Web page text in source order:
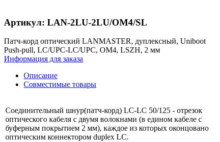
Артикул: LAN-2LU-2LU/OM4/SL
Патч-корд оптический LANMASTER, дуплексный, Uniboot
Push-pull, LC/UPC-LC/UPC, OM4, LSZH, 2 мм
Информация для заказа
Описание
Совместимые товары
Соединительный шнур(патч-корд) LC-LC 50/125 - отрезок
оптического кабеля c двумя волокнами (в едином кабеле с
буферным покрытием 2 мм), каждое из которых оконцовано
оптическим коннектором duplex LC.